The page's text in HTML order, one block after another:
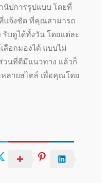
นัปการรูปแบบ โดยที่
แจ้งชัด ที่คุณสามารถ
รับดูได้ทั้งวัน โดยแต่ละ
ลือกมองได้ แบบไม่
วนที่ดีมีแนวทาง แล้วก็
ลายสไตล์ เพื่อคุณโดย